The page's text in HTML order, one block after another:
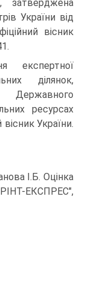
затверджена
України від
вісник
експертної
ділянок,
Державного
ресурсах
України.
І.Б. Оцінка
ЕКСПРЕС",